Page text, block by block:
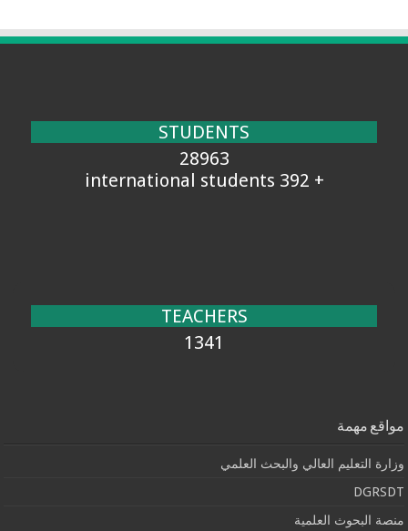
STUDENTS
28963
+ 392 international students
TEACHERS
1341
مواقع مهمة
وزارة التعليم العالي والبحث العلمي
DGRSDT
منصة البحوث العلمية